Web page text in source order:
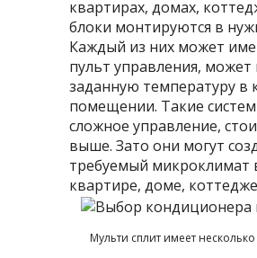
квартирах, домах,
блоки монтируются в
Каждый из них может
пульт управления,
заданную температуру в
помещении. Такие
сложное управление,
выше. Зато они могут
требуемый микроклимат
квартире, доме,
Мульти сплит имеет